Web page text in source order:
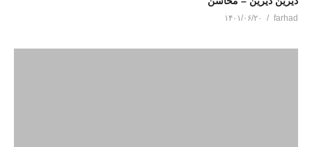
farhad ۱۴۰۱/۰۶/۲۰